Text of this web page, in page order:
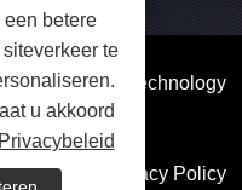
Electronic Technology
XML Privacy Policy
betere
te
u akkoord
Privacybeleid